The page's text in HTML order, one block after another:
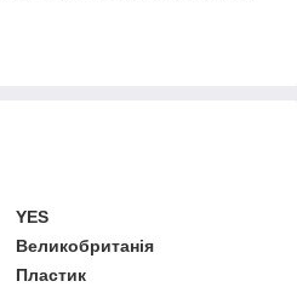
YES
Великобританія
Пластик